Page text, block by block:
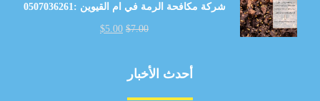
شركة مكافحة الرمة في ام القيوين :0507036261
$7.00
$5.00
أحدث الأخبار